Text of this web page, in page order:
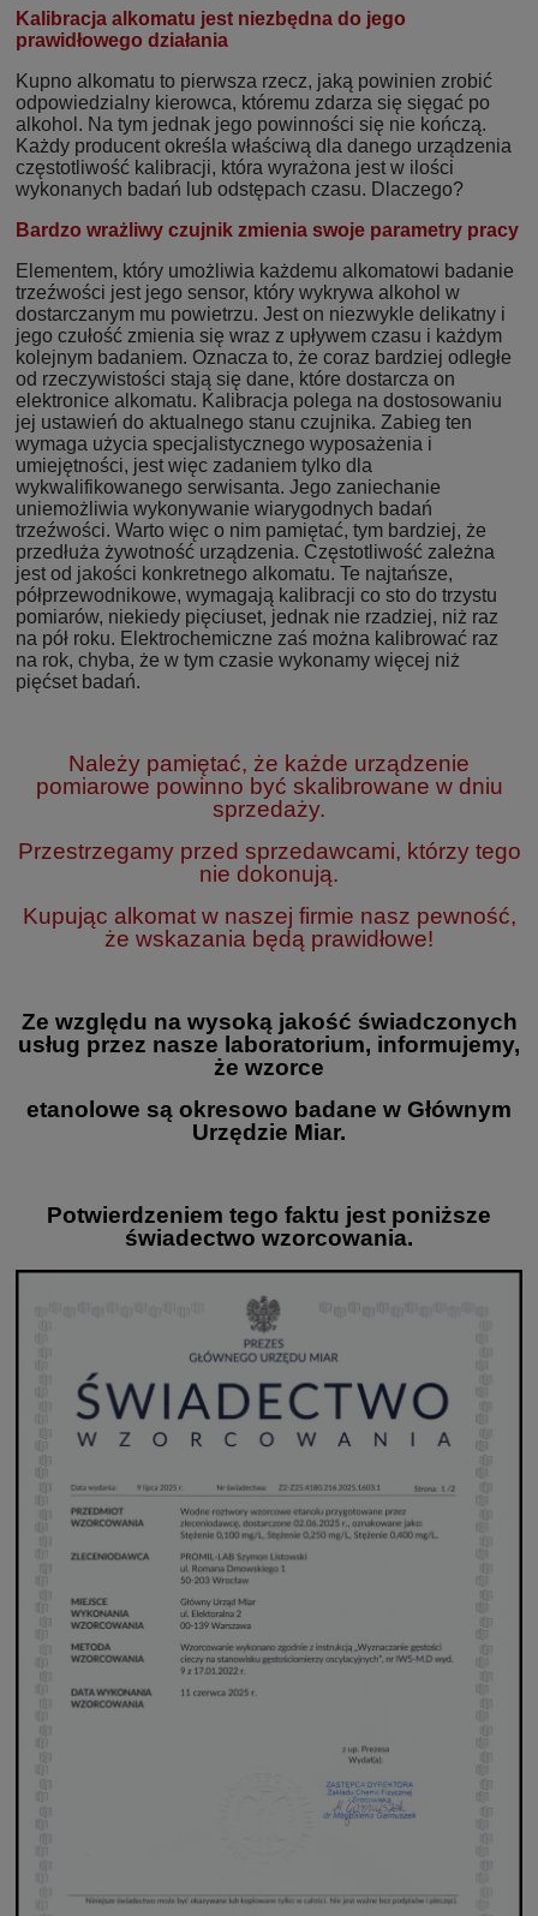
Kalibracja alkomatu jest niezbędna do jego
prawidłowego działania
Kupno alkomatu to pierwsza rzecz, jaką powinien zrobić
odpowiedzialny kierowca, któremu zdarza się sięgać po
alkohol. Na tym jednak jego powinności się nie kończą.
Każdy producent określa właściwą dla danego urządzenia
częstotliwość kalibracji, która wyrażona jest w ilości
wykonanych badań lub odstępach czasu. Dlaczego?
Bardzo wrażliwy czujnik zmienia swoje parametry pracy
Elementem, który umożliwia każdemu alkomatowi badanie
trzeźwości jest jego sensor, który wykrywa alkohol w
dostarczanym mu powietrzu. Jest on niezwykle delikatny i
jego czułość zmienia się wraz z upływem czasu i każdym
kolejnym badaniem. Oznacza to, że coraz bardziej odległe
od rzeczywistości stają się dane, które dostarcza on
elektronice alkomatu. Kalibracja polega na dostosowaniu
jej ustawień do aktualnego stanu czujnika. Zabieg ten
wymaga użycia specjalistycznego wyposażenia i
umiejętności, jest więc zadaniem tylko dla
wykwalifikowanego serwisanta. Jego zaniechanie
uniemożliwia wykonywanie wiarygodnych badań
trzeźwości. Warto więc o nim pamiętać, tym bardziej, że
przedłuża żywotność urządzenia. Częstotliwość zależna
jest od jakości konkretnego alkomatu. Te najtańsze,
półprzewodnikowe, wymagają kalibracji co sto do trzystu
pomiarów, niekiedy pięciuset, jednak nie rzadziej, niż raz
na pół roku. Elektrochemiczne zaś można kalibrować raz
na rok, chyba, że w tym czasie wykonamy więcej niż
pięćset badań.
Należy pamiętać, że każde urządzenie
pomiarowe powinno być skalibrowane w dniu
sprzedaży.
Przestrzegamy przed sprzedawcami, którzy tego
nie dokonują.
Kupując alkomat w naszej firmie nasz pewność,
że wskazania będą prawidłowe!
Ze względu na wysoką jakość świadczonych
usług przez nasze laboratorium, informujemy,
że wzorce
etanolowe są okresowo badane w Głównym
Urzędzie Miar.
Potwierdzeniem tego faktu jest poniższe
świadectwo wzorcowania.